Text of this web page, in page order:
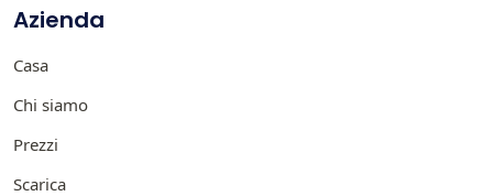
Azienda
Casa
Chi siamo
Prezzi
Scarica